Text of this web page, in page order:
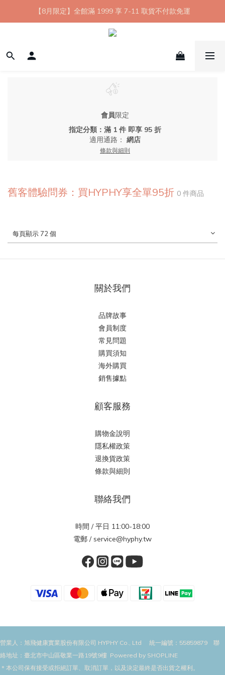
【8月限定】全館滿 1999 享 7-11 取貨不付款免運
【8月限定】全館滿 1999 享 7-11 取貨不付款免運
七夕情人節💘任選 A+B 限時優惠 $1314 元
新會員首購 7-11 店到店免運 點我成為HYPHY Girl
會員限定
指定分類：滿 1 件 即享 95 折
適用通路： 網店
條款與細則
舊客體驗問券：買HYPHY享全單95折 0 件商品
每頁顯示 72 個
關於我們
品牌故事
會員制度
常見問題
購買須知
海外購買
銷售據點
顧客服務
購物金說明
隱私權政策
退換貨政策
條款與細則
聯絡我們
時間 / 平日 11:00-18:00
電郵 / service@hyphy.tw
營業人：旭飛健康實業股份有限公司 HYPHY Co., Ltd 統一編號：55859879 聯
絡地址：臺北市中山區敬業一路19號9樓 Powered by SHOPLINE
＊本公司保有接受或拒絕訂單、取消訂單，以及決定最終是否出貨之權利。